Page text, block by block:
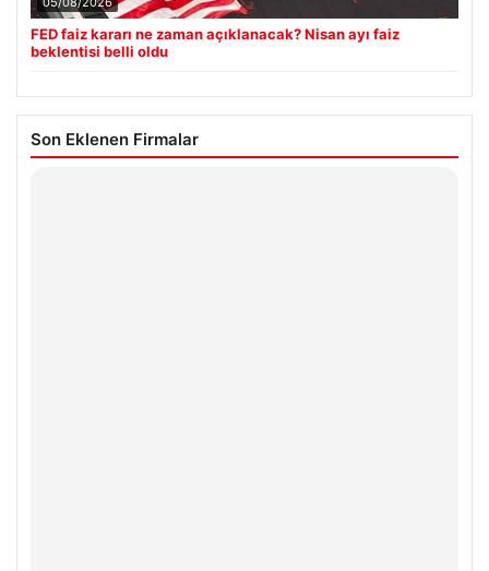
FED faiz kararı ne zaman açıklanacak? Nisan ayı faiz
beklentisi belli oldu
Son Eklenen Firmalar